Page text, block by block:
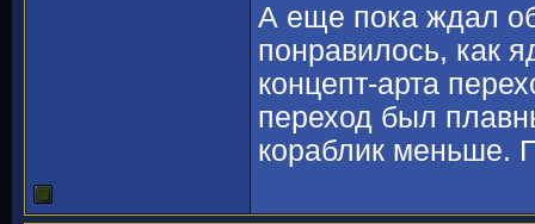
А еще пока ждал
понравилось, как
концепт-арта
переход был
кораблик меньше.